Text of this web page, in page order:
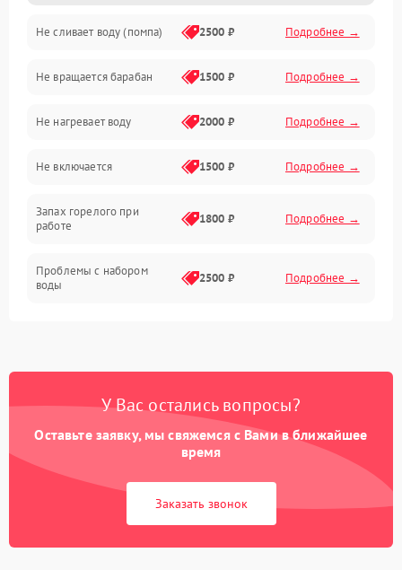
Водоснабжение
Слив
Программное обеспечение
Не сливает воду (помпа) 2500 ₽ Подробнее →
Не вращается барабан 1500 ₽ Подробнее →
Не нагревает воду 2000 ₽ Подробнее →
Не включается 1500 ₽ Подробнее →
Запах горелого при
работе
1800 ₽ Подробнее →
Проблемы с набором
воды
2500 ₽ Подробнее →
Замена платы управления 2200 ₽ Подробнее →
У Вас остались вопросы?
Оставьте заявку, мы свяжемся с Вами в ближайшее
время
Заказать звонок